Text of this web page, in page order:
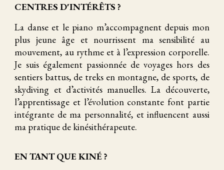
CENTRES D'INTÉRÊTS ?
La danse et le piano m’accompagnent depuis mon
plus jeune âge et nourrissent ma sensibilité au
mouvement, au rythme et à l’expression corporelle.
Je suis également passionnée de voyages hors des
sentiers battus, de treks en montagne, de sports, de
skydiving et d’activités manuelles. La découverte,
l’apprentissage et l’évolution constante font partie
intégrante de ma personnalité, et influencent aussi
ma pratique de kinésithérapeute.
EN TANT QUE KINÉ ?